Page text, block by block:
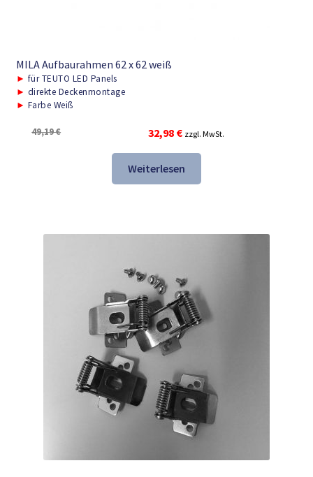
MILA Aufbaurahmen 62 x 62 weiß
► für TEUTO LED Panels
► direkte Deckenmontage
► Farbe Weiß
49,19€
Ursprünglicher
Preis
war:
49,19 €
32,98 €Aktueller
Preis
ist:
32,98 €.
zzgl. MwSt.
Weiterlesen